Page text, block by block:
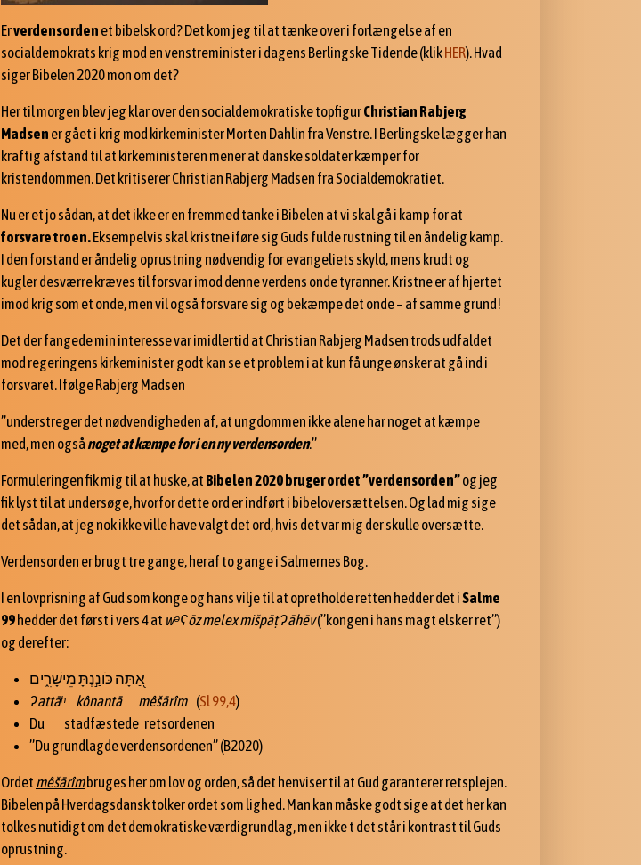
Erverdensorden et bibelsk ord? Det kom jeg til at tænke over i forlængelse af en
socialdemokrats krig mod en venstreminister i dagens Berlingske Tidende (klikHER). Hvad
siger Bibelen 2020 mon om det?
Her til morgen blev jeg klar over den socialdemokratiske topfigurChristian Rabjerg
Madsen er gået i krig mod kirkeminister Morten Dahlin fra Venstre. I Berlingske lægger han
kraftig afstand til at kirkeministeren mener at danske soldater kæmper for
kristendommen. Det kritiserer Christian Rabjerg Madsen fra Socialdemokratiet.
Nu er et jo sådan, at det ikke er en fremmed tanke i Bibelen at vi skal gå i kamp for at
forsvare troen.Eksempelvis skal kristne iføre sig Guds fulde rustning til en åndelig kamp.
I den forstand er åndelig oprustning nødvendig for evangeliets skyld, mens krudt og
kugler desværre kræves til forsvar imod denne verdens onde tyranner. Kristne er af hjertet
imod krig som et onde, men vil også forsvare sig og bekæmpe det onde – af samme grund!
Det der fangede min interesse var imidlertid at Christian Rabjerg Madsen trods udfaldet
mod regeringens kirkeminister godt kan se et problem i at kun få unge ønsker at gå ind i
forsvaret. Ifølge Rabjerg Madsen
”understreger det nødvendigheden af, at ungdommen ikke alene har noget at kæmpe
med, men også noget at kæmpe for i en ny verdensorden.”
Formuleringen fik mig til at huske, at Bibelen 2020 bruger ordet ”verdensorden”og jeg
fik lyst til at undersøge, hvorfor dette ord er indført i bibeloversættelsen. Og lad mig sige
det sådan, at jeg nok ikke ville have valgt det ord, hvis det var mig der skulle oversætte.
Verdensorden er brugt tre gange, heraf to gange i Salmernes Bog.
I en lovprisning af Gud som konge og hans vilje til at opretholde retten hedder det iSalme
99hedder det først i vers 4 at wᵊʕōz melex mišpāṭʔāhēv(”kongen i hans magt elsker ret”)
og derefter:
אַ֭תָּה כֹּונַ֣נְתָּ מֵישָׁרִ֑ים
ʔattāʰ kônantā mêšārîm(Sl 99,4)
Du stadfæstede retsordenen
”Du grundlagde verdensordenen” (B2020)
Ordet mêšārîmbruges her om lov og orden, så det henviser til at Gud garanterer retsplejen.
Bibelen på Hverdagsdansk tolker ordet som lighed. Man kan måske godt sige at det her kan
tolkes nutidigt om det demokratiske værdigrundlag, men ikke t det står i kontrast til Guds
oprustning.